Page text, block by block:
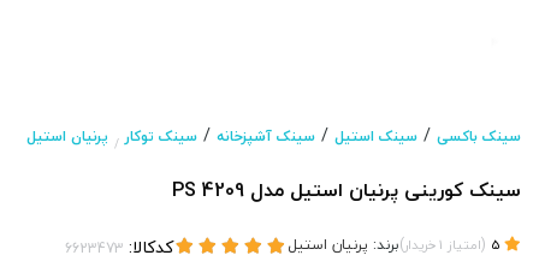
سینک باکسی / سینک استیل / سینک آشپزخانه / سینک توکار / پرنیان استیل
سینک کورینی پرنیان استیل مدل PS 4209
(امتیاز 1خریدار)برند: پرنیان استیل کدکالا: